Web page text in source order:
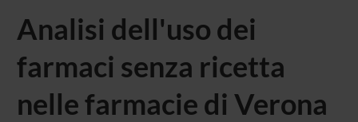
Analisi dell'uso dei
farmaci senza ricetta
nelle farmacie di Verona